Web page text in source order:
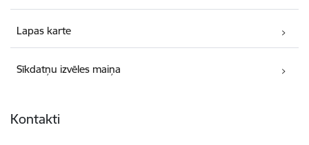
Lapas karte
Sīkdatņu izvēles maiņa
Kontakti